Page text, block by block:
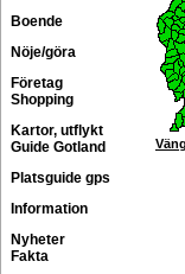
Boende
Nöje/göra
Företag
Shopping
Kartor, utflykt
Guide Gotland
Platsguide gps
Information
Nyheter
Fakta